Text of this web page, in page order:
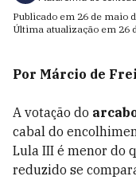
Publicado em 26 de maio
Última atualização em 26
Por Márcio de
A votação do
cabal do
Lula III é menor do
reduzido se